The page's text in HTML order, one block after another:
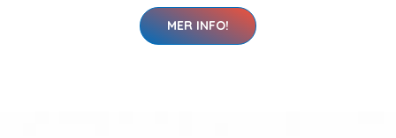
MER INFO!